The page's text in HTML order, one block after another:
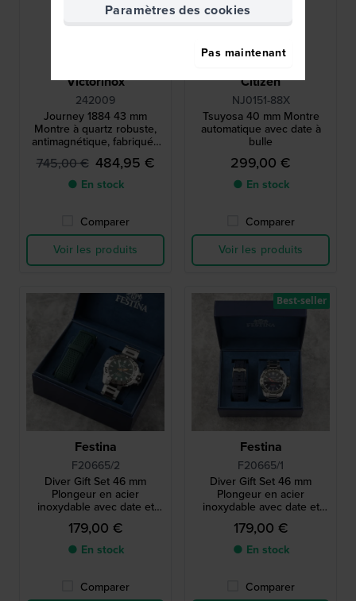
Victorinox
242009
Journey 1884 43 mm
Montre à quartz robuste,
antimagnétique, fabriquée
en Suisse
745,00 € 484,95 €
● En stock
Comparer
Voir les produits
Citizen
NJ0151-88X
Tsuyosa 40 mm Montre
automatique avec date à
bulle
299,00 €
● En stock
Comparer
Voir les produits
Festina
F20665/2
Diver Gift Set 46 mm
Plongeur en acier
inoxydable avec date et
jour, protège-couronne et
bracelet supplémentaire
179,00 €
● En stock
Comparer
Festina
F20665/1
Diver Gift Set 46 mm
Plongeur en acier
inoxydable avec date et
jour, protège-couronne et
bracelet supplémentaire
179,00 €
● En stock
Comparer
Best-seller
Paramètres des cookies
Pas maintenant